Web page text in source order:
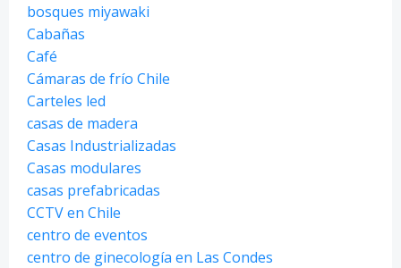
bosques miyawaki
Cabañas
Café
Cámaras de frío Chile
Carteles led
casas de madera
Casas Industrializadas
Casas modulares
casas prefabricadas
CCTV en Chile
centro de eventos
centro de ginecología en Las Condes